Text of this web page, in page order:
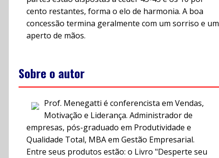
cento restantes, forma o elo de harmonia. A boa
concessão termina geralmente com um sorriso e um
aperto de mãos.
Sobre o autor
Prof. Menegatti é conferencista em Vendas,
Motivação e Liderança. Administrador de
empresas, pós-graduado em Produtividade e
Qualidade Total, MBA em Gestão Empresarial.
Entre seus produtos estão: o Livro "Desperte seu